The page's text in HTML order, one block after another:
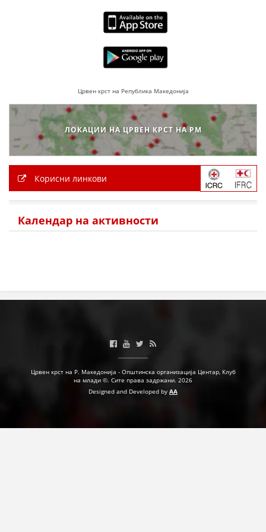
ЕДУКАТИВНО ИНФОРМАТИВНИ МАТЕРИЈАЛИ
БРОШУРИ
ПОСТЕРИ
Црвен крст на Република Македонија
ЛОКАЦИИ НА ЦРВЕН КРСТ НА РМ
Корисни линкови
Календар на активности
Црвен крст на Р. Македонија - Општинска организација Центар, Клуб
на млади ©. Сите права задржани. 2026
Designed and Developed by AA